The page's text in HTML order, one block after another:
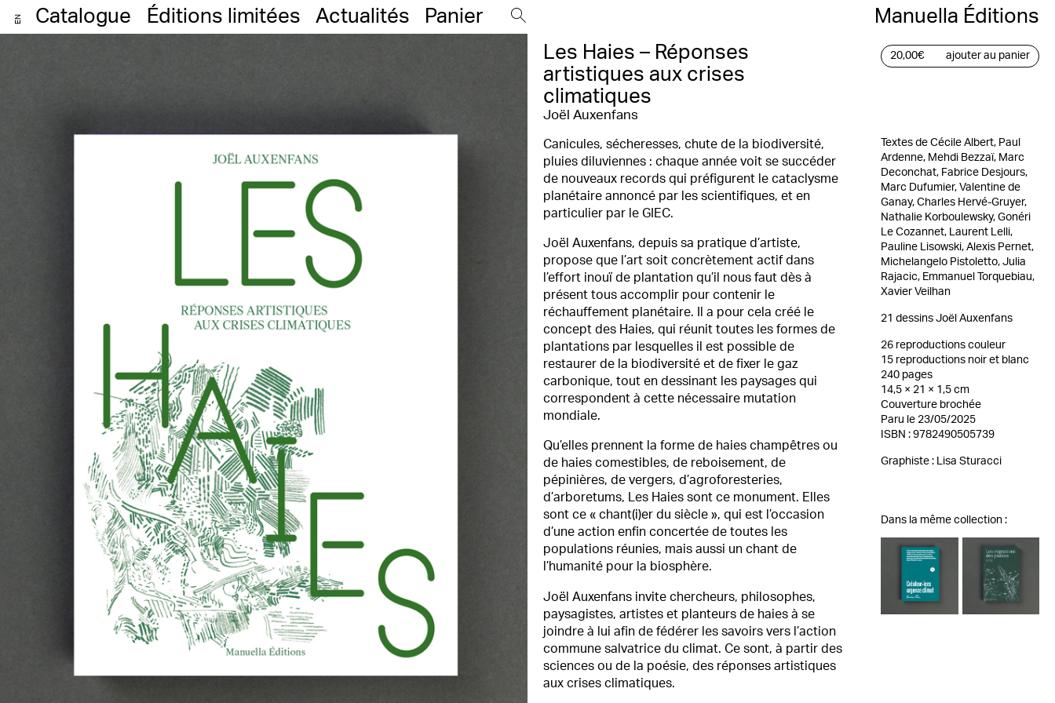
EN Catalogue Éditions limitées Actualités Panier
Manuella Éditions
Les Haies – Réponses
artistiques aux crises
climatiques
Joël Auxenfans
Canicules, sécheresses, chute de la biodiversité,
pluies diluviennes : chaque année voit se succéder
de nouveaux records qui préfigurent le cataclysme
planétaire annoncé par les scientifiques, et en
particulier par le GIEC.
Joël Auxenfans, depuis sa pratique d’artiste,
propose que l’art soit concrètement actif dans
l’effort inouï de plantation qu’il nous faut dès à
présent tous accomplir pour contenir le
réchauffement planétaire. Il a pour cela créé le
concept des Haies, qui réunit toutes les formes de
plantations par lesquelles il est possible de
restaurer de la biodiversité et de fixer le gaz
carbonique, tout en dessinant les paysages qui
correspondent à cette nécessaire mutation
mondiale.
Qu’elles prennent la forme de haies champêtres ou
de haies comestibles, de reboisement, de
pépinières, de vergers, d’agroforesteries,
d’arboretums, Les Haies sont ce monument. Elles
sont ce « chant(i)er du siècle », qui est l’occasion
d’une action enfin concertée de toutes les
populations réunies, mais aussi un chant de
l’humanité pour la biosphère.
Joël Auxenfans invite chercheurs, philosophes,
paysagistes, artistes et planteurs de haies à se
joindre à lui afin de fédérer les savoirs vers l’action
commune salvatrice du climat. Ce sont, à partir des
sciences ou de la poésie, des réponses artistiques
aux crises climatiques.
20,00€ ajouter au panier
Textes de Cécile Albert, Paul
Ardenne, Mehdi Bezzaï, Marc
Deconchat, Fabrice Desjours,
Marc Dufumier, Valentine de
Ganay, Charles Hervé-Gruyer,
Nathalie Korboulewsky, Gonéri
Le Cozannet, Laurent Lelli,
Pauline Lisowski, Alexis Pernet,
Michelangelo Pistoletto, Julia
Rajacic, Emmanuel Torquebiau,
Xavier Veilhan
21 dessins Joël Auxenfans
26 reproductions couleur
15 reproductions noir et blanc
240 pages
14,5 × 21 × 1,5 cm
Couverture brochée
Paru le 23/05/2025
ISBN : 9782490505739
Graphiste : Lisa Sturacci
Dans la même collection :